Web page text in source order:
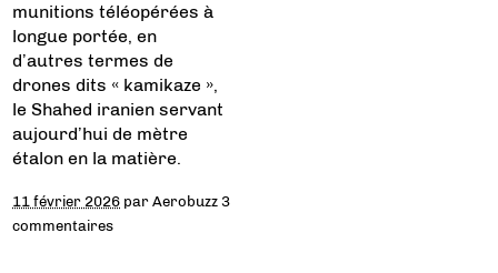
munitions téléopérées à
longue portée, en
d’autres termes de
drones dits « kamikaze »,
le Shahed iranien servant
aujourd’hui de mètre
étalon en la matière.
11 février 2026 parAerobuzz 3
commentaires